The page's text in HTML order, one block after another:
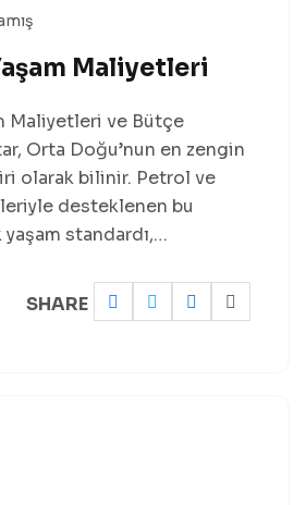
Maliyetleri
Maliyetleri ve Bütçe
Orta Doğu’nun en zengin
olarak bilinir. Petrol ve
desteklenen bu
standardı,…
SHARE